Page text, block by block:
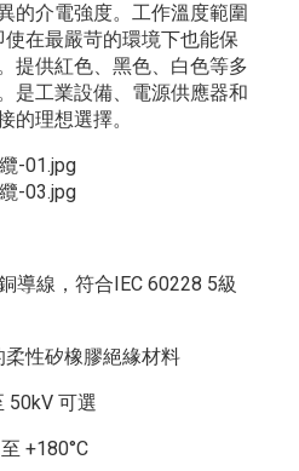
的介電強度。工作溫度範圍
使在最嚴苛的環境下也能保
提供紅色、黑色、白色等多
是工業設備、電源供應器和
的理想選擇。
導線，符合IEC 60228 5級
性矽橡膠絕緣材料
50kV 可選
+180°C